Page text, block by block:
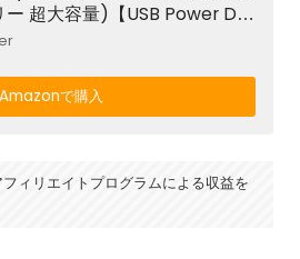
ー 超大容量)【USB Power Deli
対応 / PowerIQ搭載 / PSE認証
その他 各種機器対応
Amazonで購入
ィリエイトプログラムによる収益を